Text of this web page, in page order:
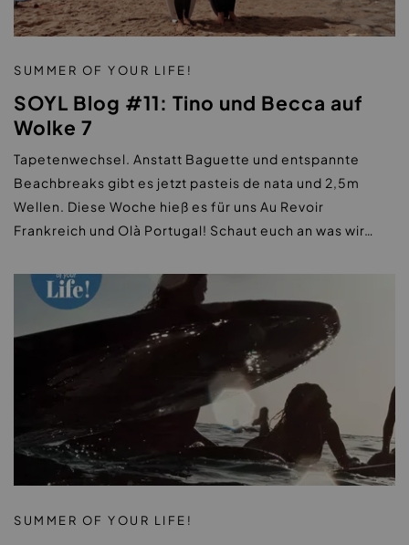
SUMMER OF YOUR LIFE!
SOYL Blog #11: Tino und Becca auf
Wolke 7
Tapetenwechsel. Anstatt Baguette und entspannte
Beachbreaks gibt es jetzt pasteis de nata und 2,5m
Wellen. Diese Woche hieß es für uns Au Revoir
Frankreich und Olà Portugal! Schaut euch an was wir…
SUMMER OF YOUR LIFE!